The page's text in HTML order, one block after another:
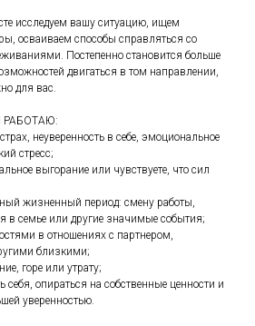
исследуем вашу ситуацию, ищем
осваиваем способы справляться со
Постепенно становится больше
двигаться в том направлении,
для вас.
неуверенность в себе, эмоциональное
стресс;
выгорание или чувствуете, что сил
жизненный период: смену работы,
в семье или другие значимые события;
в отношениях с партнером,
близкими;
горе или утрату;
себя, опираться на собственные ценности и
уверенностью.